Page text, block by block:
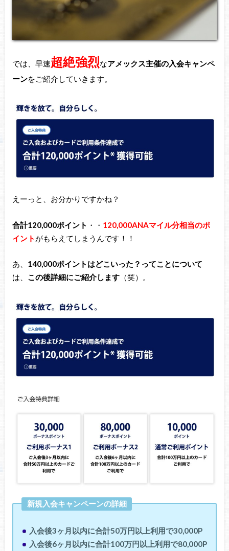
では、早速超絶強烈なアメックス主催の入会キャンペ
ーンをご紹介していきます。
えーっと、お分かりですかね？
合計120,000ポイント ・・ 120,000ANAマイル分相当のポ
イント がもらえてしまうんです！！
あ、 140,000ポイントはどこいった？ってことについて
は、 この後詳細にご紹介します（笑）。
新規入会キャンペーンの詳細
入会後3ヶ月以内に合計50万円以上利用で30,000P
入会後6ヶ月以内に合計100万円以上利用で80,000P